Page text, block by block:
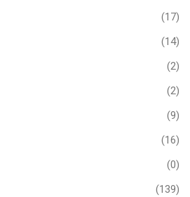
(17)
(14)
(2)
(2)
(9)
(16)
(0)
(139)